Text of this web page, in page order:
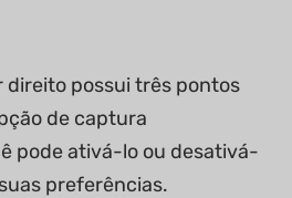
direito possui três pontos
de captura
pode ativá-lo ou desativá-
preferências.